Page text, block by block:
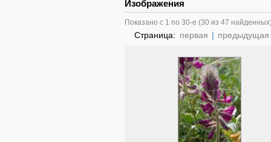
Изображения
Показано с 1 по 30-е (30 из 47
Страница: первая | предыдущая